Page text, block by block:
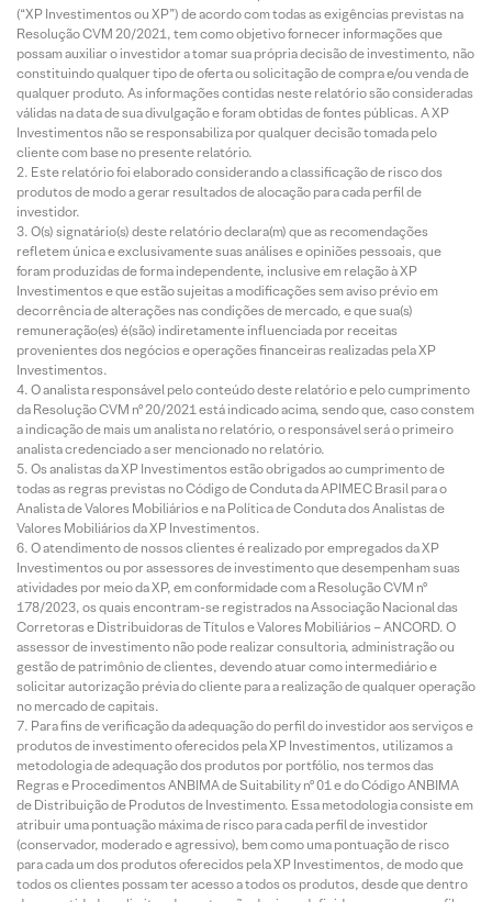
(“XP Investimentos ou XP”) de acordo com todas as exigências previstas na
Resolução CVM 20/2021, tem como objetivo fornecer informações que
possam auxiliar o investidor a tomar sua própria decisão de investimento, não
constituindo qualquer tipo de oferta ou solicitação de compra e/ou venda de
qualquer produto. As informações contidas neste relatório são consideradas
válidas na data de sua divulgação e foram obtidas de fontes públicas. A XP
Investimentos não se responsabiliza por qualquer decisão tomada pelo
cliente com base no presente relatório.
Este relatório foi elaborado considerando a classificação de risco dos
produtos de modo a gerar resultados de alocação para cada perfil de
investidor.
O(s) signatário(s) deste relatório declara(m) que as recomendações
refletem única e exclusivamente suas análises e opiniões pessoais, que
foram produzidas de forma independente, inclusive em relação à XP
Investimentos e que estão sujeitas a modificações sem aviso prévio em
decorrência de alterações nas condições de mercado, e que sua(s)
remuneração(es) é(são) indiretamente influenciada por receitas
provenientes dos negócios e operações financeiras realizadas pela XP
Investimentos.
O analista responsável pelo conteúdo deste relatório e pelo cumprimento
da Resolução CVM nº 20/2021 está indicado acima, sendo que, caso constem
a indicação de mais um analista no relatório, o responsável será o primeiro
analista credenciado a ser mencionado no relatório.
Os analistas da XP Investimentos estão obrigados ao cumprimento de
todas as regras previstas no Código de Conduta da APIMEC Brasil para o
Analista de Valores Mobiliários e na Política de Conduta dos Analistas de
Valores Mobiliários da XP Investimentos.
O atendimento de nossos clientes é realizado por empregados da XP
Investimentos ou por assessores de investimento que desempenham suas
atividades por meio da XP, em conformidade com a Resolução CVM nº
178/2023, os quais encontram-se registrados na Associação Nacional das
Corretoras e Distribuidoras de Títulos e Valores Mobiliários – ANCORD. O
assessor de investimento não pode realizar consultoria, administração ou
gestão de patrimônio de clientes, devendo atuar como intermediário e
solicitar autorização prévia do cliente para a realização de qualquer operação
no mercado de capitais.
Para fins de verificação da adequação do perfil do investidor aos serviços e
produtos de investimento oferecidos pela XP Investimentos, utilizamos a
metodologia de adequação dos produtos por portfólio, nos termos das
Regras e Procedimentos ANBIMA de Suitability nº 01 e do Código ANBIMA
de Distribuição de Produtos de Investimento. Essa metodologia consiste em
atribuir uma pontuação máxima de risco para cada perfil de investidor
(conservador, moderado e agressivo), bem como uma pontuação de risco
para cada um dos produtos oferecidos pela XP Investimentos, de modo que
todos os clientes possam ter acesso a todos os produtos, desde que dentro